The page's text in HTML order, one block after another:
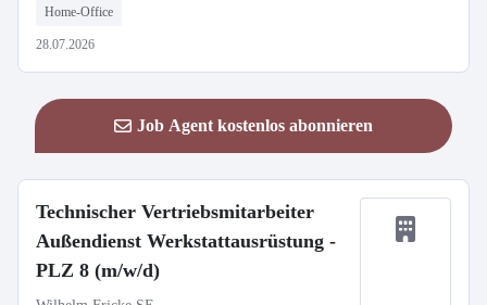
Home-Office
28.07.2026
Job Agent kostenlos abonnieren
Technischer Vertriebsmitarbeiter
Außendienst Werkstattausrüstung -
PLZ 8 (m/w/d)